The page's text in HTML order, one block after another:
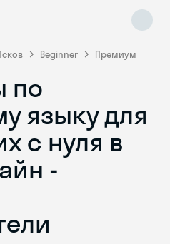
Beginner Премиум
по
языку для
с нуля в
-